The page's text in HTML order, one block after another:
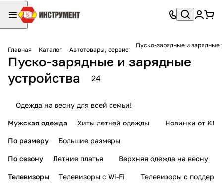
Главная Каталог Автотовары, сервис
Пуско-зарядные и зарядные
Пуско-зарядные и зарядные
устройства
24
Одежда на весну для всей семьи!
Мужская одежда Хиты летней одежды Новинки от KMI
По размеру Большие размеры
По сезону Летние платья Верхняя одежда на весну
Телевизоры Телевизоры с Wi-Fi Телевизоры с